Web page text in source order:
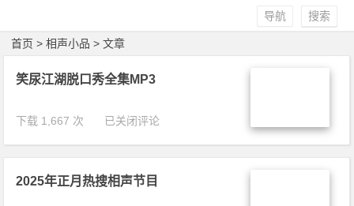
搜索
导航
首页 >相声小品 > 文章
笑尿江湖脱口秀全集MP3
下载 1,667 次
笑尿江湖脱
已关闭评论
2025年正月热搜相声节目